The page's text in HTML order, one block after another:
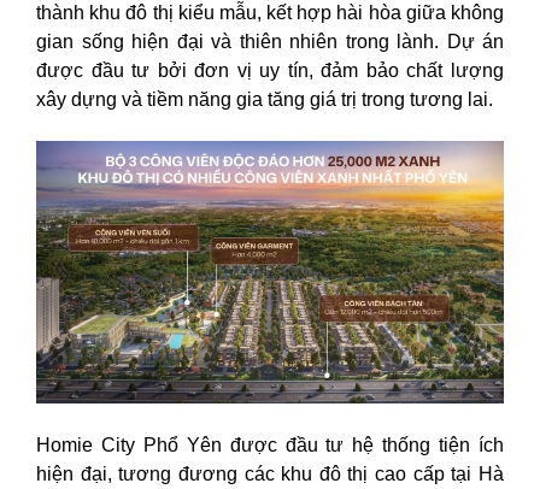
thành khu đô thị kiểu mẫu, kết hợp hài hòa giữa không
gian sống hiện đại và thiên nhiên trong lành. Dự án
được đầu tư bởi đơn vị uy tín, đảm bảo chất lượng
xây dựng và tiềm năng gia tăng giá trị trong tương lai.
Homie City Phổ Yên được đầu tư hệ thống tiện ích
hiện đại, tương đương các khu đô thị cao cấp tại Hà